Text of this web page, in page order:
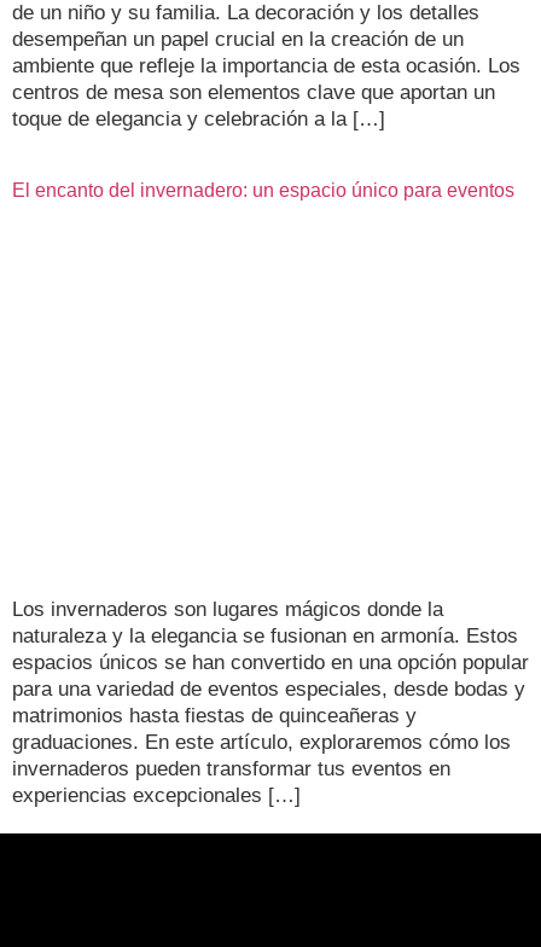
de un niño y su familia. La decoración y los detalles
desempeñan un papel crucial en la creación de un
ambiente que refleje la importancia de esta ocasión. Los
centros de mesa son elementos clave que aportan un
toque de elegancia y celebración a la […]
El encanto del invernadero: un espacio único para eventos
Los invernaderos son lugares mágicos donde la
naturaleza y la elegancia se fusionan en armonía. Estos
espacios únicos se han convertido en una opción popular
para una variedad de eventos especiales, desde bodas y
matrimonios hasta fiestas de quinceañeras y
graduaciones. En este artículo, exploraremos cómo los
invernaderos pueden transformar tus eventos en
experiencias excepcionales […]